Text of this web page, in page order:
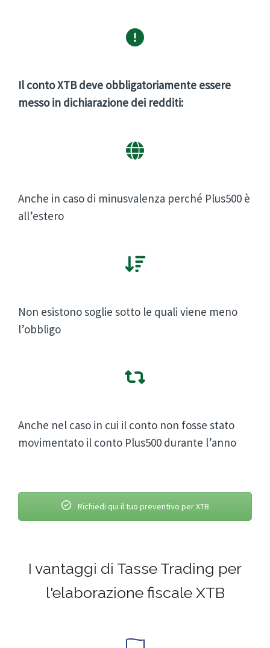
Il conto XTB deve obbligatoriamente essere
messo in dichiarazione dei redditi:
Anche in caso di minusvalenza perché Plus500 è
all’estero
Non esistono soglie sotto le quali viene meno
l’obbligo
Anche nel caso in cui il conto non fosse stato
movimentato il conto Plus500 durante l’anno
Richiedi qui il tuo preventivo per XTB
I vantaggi di Tasse Trading per
l'elaborazione fiscale XTB